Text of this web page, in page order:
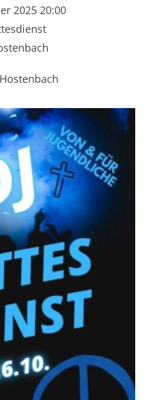
2025 20:00